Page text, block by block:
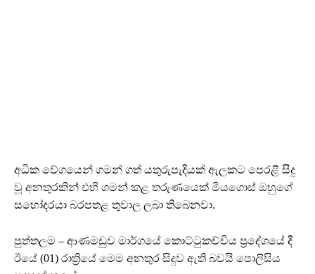
අධික වේගයෙන් ගමන් ගත් යතුරුපැදියක් ඇලකට පෙරළී සිදු
වූ අනතුරකින් එහි ගමන් කළ තරුණයෙක් මියගොස් ඔහුගේ
සහෝදරයා බරපතළ තුවාල ලබා තිබෙනවා.
පුත්තලම – ආණමඩුව මාර්ගයේ කොට්ටුකච්චිය ප්‍රදේශයේ දී
ඊයේ (01) රාත්‍රියේ මෙම අනතුර සිදුව ඇති බවයි පොලිසිය